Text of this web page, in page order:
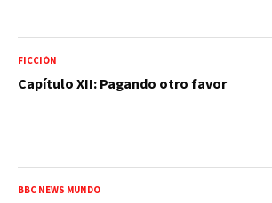
FICCIÓN
Capítulo XII: Pagando otro favor
BBC NEWS MUNDO